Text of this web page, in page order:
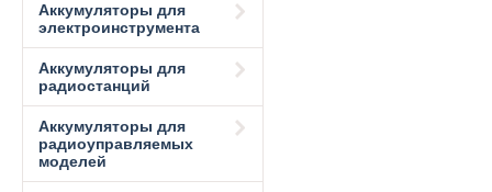
Аккумуляторы для
электроинструмента
Аккумуляторы для
радиостанций
Аккумуляторы для
радиоуправляемых
моделей